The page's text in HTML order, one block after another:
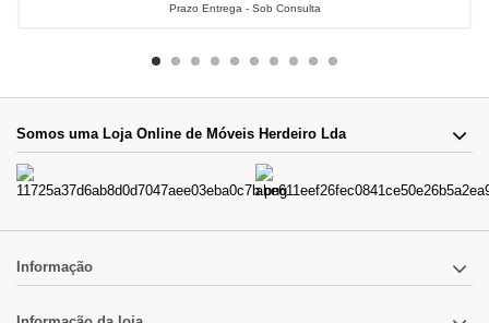
Prazo Entrega - Sob Consulta
Somos uma Loja Online de Móveis Herdeiro Lda
Informação